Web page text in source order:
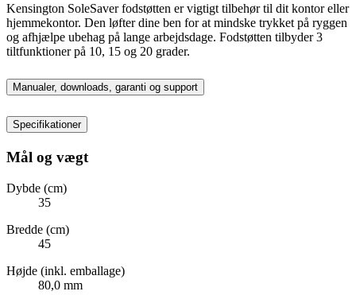
Kensington SoleSaver fodstøtten er vigtigt tilbehør til dit kontor eller
hjemmekontor. Den løfter dine ben for at mindske trykket på ryggen
og afhjælpe ubehag på lange arbejdsdage. Fodstøtten tilbyder 3
tiltfunktioner på 10, 15 og 20 grader.
Manualer, downloads, garanti og support
Specifikationer
Mål og vægt
Dybde (cm)
35
Bredde (cm)
45
Højde (inkl. emballage)
80,0 mm